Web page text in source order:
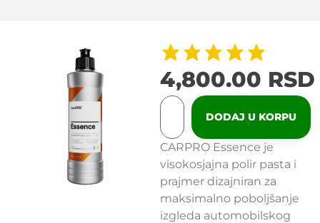
4,800.00 RSD
DODAJ U KORPU
CARPRO Essence je
visokosjajna polir pasta i
prajmer dizajniran za
maksimalno poboljšanje
izgleda automobilskog